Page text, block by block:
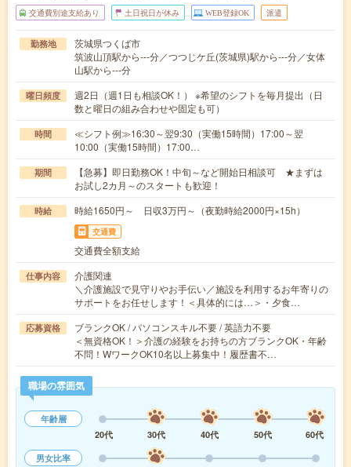
交通費別途支給あり 土日祝日が休み WEB登録OK 派遣
勤務地
茨城県つくば市
筑波山頂駅から---分／つつじケ丘(茨城県)駅から---分／女体
山駅から---分
曜日頻度
週2日（週1日も相談OK！） ※希望のシフトを毎月提出（日
数と曜日の組み合わせや固定も可）
時間
≪シフト例≫16:30～翌9:30（実働15時間）17:00～翌
10:00（実働15時間）17:00…
期間
【急募】即日勤務OK！中旬～など開始日相談可 ★まずは
お試し2カ月～のスタートも歓迎！
時給 時給1650円～ 日収3万円～（夜勤時給2000円×15h）
交通費
交通費全額支給
仕事内容
介護関連
＼介護施設で見守りやお手伝い／施設を利用するお年寄りの
サポートをお任せします！＜具体的には…＞・夕食…
応募資格
ブランクOK / パソコンスキル不要 / 英語力不要
＜無資格OK！＞介護の経験をお持ちの方ブランクOK・年齢
不問！WワークOK10名以上募集中！履歴書不…
職場の雰囲気
年齢層
20代
30代 40代 50代
60代
男女比率